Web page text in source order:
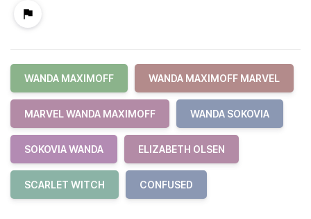
WANDA MAXIMOFF WANDA MAXIMOFF MARVEL
MARVEL WANDA MAXIMOFF WANDA SOKOVIA
SOKOVIA WANDA ELIZABETH OLSEN
SCARLET WITCH CONFUSED